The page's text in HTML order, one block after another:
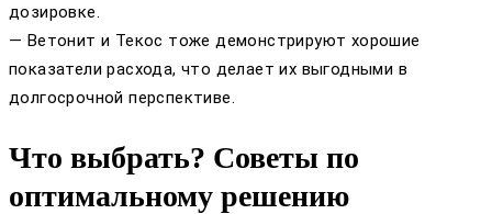
дозировке.
— Ветонит и Текос тоже демонстрируют хорошие
показатели расхода, что делает их выгодными в
долгосрочной перспективе.
Что выбрать? Советы по
оптимальному решению